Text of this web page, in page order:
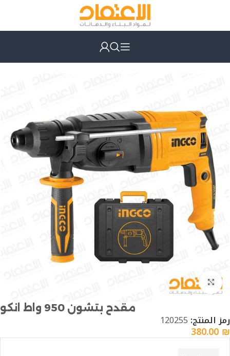
Click to enlarge
مقدح بتشون 950 واط انكو
رمز المنتج: 120255
380.00 ₪